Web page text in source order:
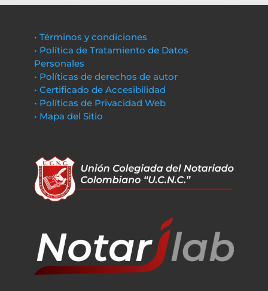
• Términos y condiciones
• Política de Tratamiento de Datos
Personales
• Políticas de derechos de autor
• Certificado de Accesibilidad
• Políticas de Privacidad Web
• Mapa del Sitio